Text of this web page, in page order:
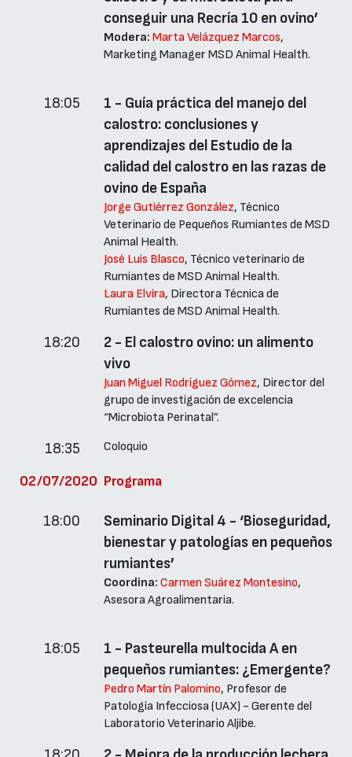
conseguir una Recría 10 en ovino’
Modera: Marta Velázquez Marcos,
Marketing Manager MSD Animal Health.
18:05
1 - Guía práctica del manejo del
calostro: conclusiones y
aprendizajes del Estudio de la
calidad del calostro en las razas de
ovino de España
Jorge Gutiérrez González, Técnico
Veterinario de Pequeños Rumiantes de MSD
Animal Health.
José Luis Blasco, Técnico veterinario de
Rumiantes de MSD Animal Health.
Laura Elvira, Directora Técnica de
Rumiantes de MSD Animal Health.
18:20
2 - El calostro ovino: un alimento
vivo
Juan Miguel Rodríguez Gómez, Director del
grupo de investigación de excelencia
“Microbiota Perinatal”.
18:35 Coloquio
02/07/2020 Programa
18:00
Seminario Digital 4 - ‘Bioseguridad,
bienestar y patologías en pequeños
rumiantes’
Coordina: Carmen Suárez Montesino,
Asesora Agroalimentaria.
18:05
1 - Pasteurella multocida A en
pequeños rumiantes: ¿Emergente?
Pedro Martín Palomino, Profesor de
Patología Infecciosa (UAX) - Gerente del
Laboratorio Veterinario Aljibe.